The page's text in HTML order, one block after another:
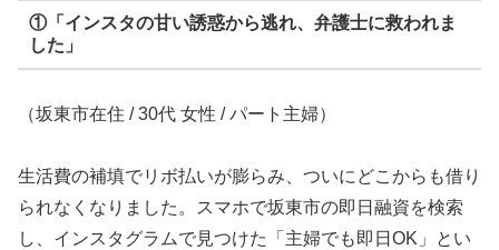
①「インスタの甘い誘惑から逃れ、弁護士に救われま
した」
（坂東市在住 / 30代 女性 / パート主婦）
生活費の補填でリボ払いが膨らみ、ついにどこからも借り
られなくなりました。スマホで坂東市の即日融資を検索
し、インスタグラムで見つけた「主婦でも即日OK」とい